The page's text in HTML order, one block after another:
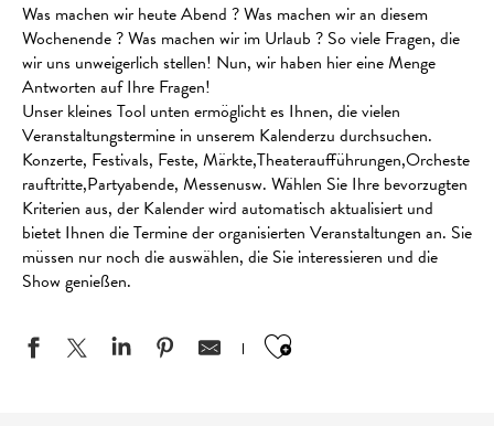
Was machen wir heute Abend ? Was machen wir an diesem
Wochenende ? Was machen wir im Urlaub ? So viele Fragen, die
wir uns unweigerlich stellen! Nun, wir haben hier eine Menge
Antworten auf Ihre Fragen!
Unser kleines Tool unten ermöglicht es Ihnen, die vielen
Veranstaltungstermine in unserem Kalenderzu durchsuchen.
Konzerte, Festivals, Feste, Märkte,Theateraufführungen,Orcheste
rauftritte,Partyabende, Messenusw. Wählen Sie Ihre bevorzugten
Kriterien aus, der Kalender wird automatisch aktualisiert und
bietet Ihnen die Termine der organisierten Veranstaltungen an. Sie
müssen nur noch die auswählen, die Sie interessieren und die
Show genießen.
Ajouter aux